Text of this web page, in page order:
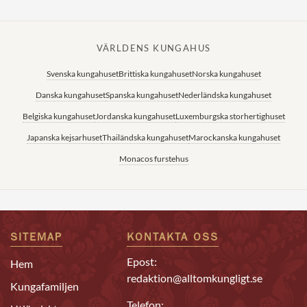
VÄRLDENS KUNGAHUS
Svenska kungahusetBrittiska kungahusetNorska kungahuset
Danska kungahusetSpanska kungahusetNederländska kungahuset
Belgiska kungahusetJordanska kungahusetLuxemburgska storhertighuset
Japanska kejsarhusetThailändska kungahusetMarockanska kungahuset
Monacos furstehus
SITEMAP
Hem
Kungafamiljen
KONTAKTA OSS
Epost:
redaktion@alltomkungligt.se